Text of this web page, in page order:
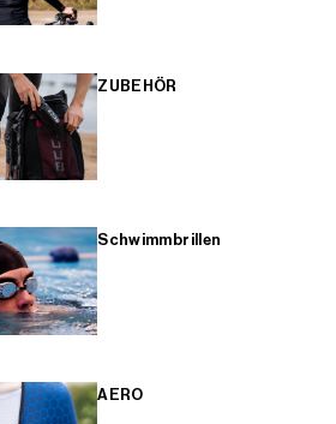
ZUBEHÖR
Schwimmbrillen
AERO